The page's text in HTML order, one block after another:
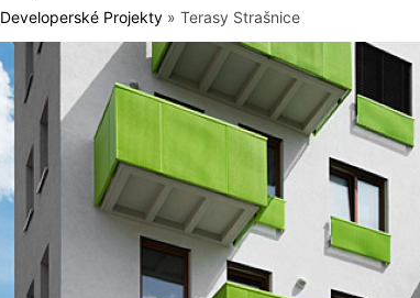
Developerské Projekty » Terasy Strašnice